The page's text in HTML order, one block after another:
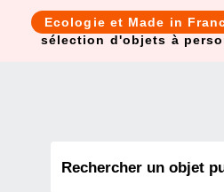
Ecologie et Made in
sélection d'objets à
Cookies management panel